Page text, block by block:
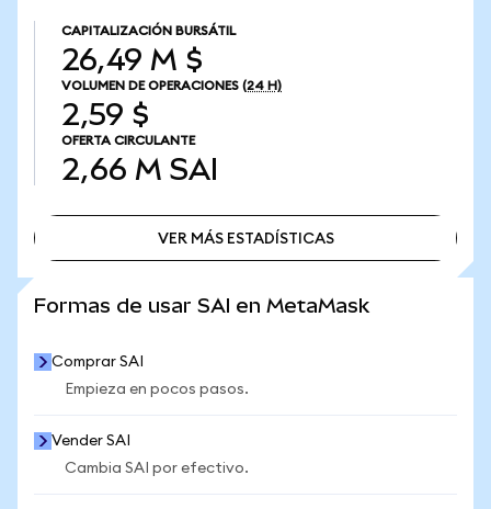
CAPITALIZACIÓN BURSÁTIL
26,49 M $
VOLUMEN DE OPERACIONES (24 H)
2,59 $
OFERTA CIRCULANTE
2,66 M SAI
VER MÁS ESTADÍSTICAS
Formas de usar SAI en MetaMask
Comprar SAI
Empieza en pocos pasos.
Vender SAI
Cambia SAI por efectivo.